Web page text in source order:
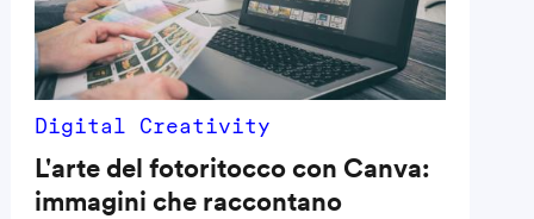
Digital Creativity
L'arte del fotoritocco con Canva:
immagini che raccontano